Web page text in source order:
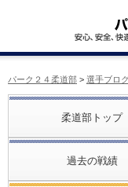
パーク２４柔道部 > 選手ブロ
柔道部トップ
過去の戦績